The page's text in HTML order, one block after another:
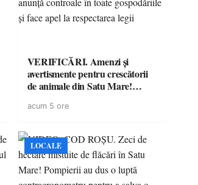
VERIFICĂRI. Amenzi și
avertismente pentru crescătorii
de animale din Satu Mare!
toate gospodăriile și face apel la
acum 5 ore
LOCALE